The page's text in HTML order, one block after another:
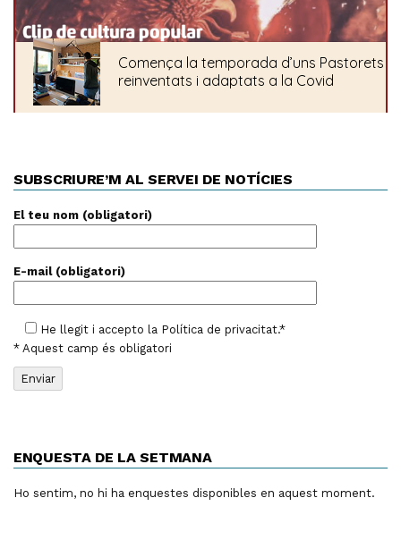
SUBSCRIURE’M AL SERVEI DE NOTÍCIES
El teu nom (obligatori)
E-mail (obligatori)
He llegit i accepto la Política de privacitat.*
* Aquest camp és obligatori
ENQUESTA DE LA SETMANA
Ho sentim, no hi ha enquestes disponibles en aquest moment.